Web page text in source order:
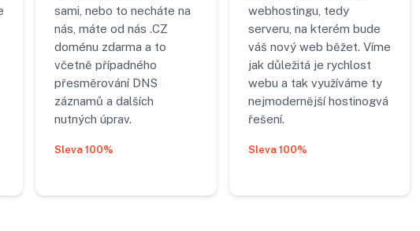
sami, nebo to necháte na
nás, máte od nás .CZ
doménu zdarma a to
včetně případného
přesměrování DNS
záznamů a dalších
nutných úprav.
Sleva 100%
webhostingu, tedy
serveru, na kterém bude
váš nový web běžet. Víme
jak důležitá je rychlost
webu a tak využíváme ty
nejmodernější hostinogvá
řešení.
Sleva 100%